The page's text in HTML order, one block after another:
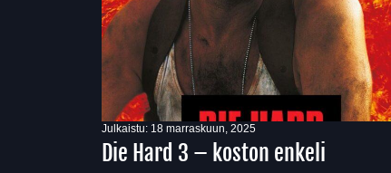
Julkaistu: 18 marraskuun, 2025
Die Hard 3 – koston enkeli